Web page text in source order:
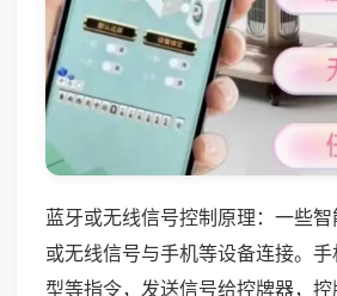
蓝牙或无线信号控制原理：一些
或无线信号与手机等设备连接。
型等指令，发送信号给控牌器，